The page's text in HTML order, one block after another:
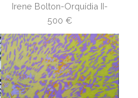
Irene Bolton-Orquídia II-
500 €